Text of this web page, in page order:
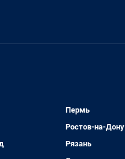
Пермь
Ростов-на-Дону
Рязань